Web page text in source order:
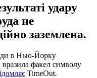
удару
не
заземлена.
в Нью-Йорку
факел символу
TimeOut.